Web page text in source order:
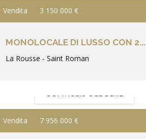
Vendita 3 150 000 €
MONOLOCALE DI LUSSO CON 2...
La Rousse - Saint Roman
DETTAGLIO DEL BENE
Vendita 7 956 000 €